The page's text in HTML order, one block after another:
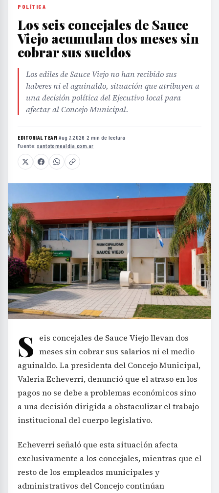
POLÍTICA
Los seis concejales de Sauce
Viejo acumulan dos meses sin
cobrar sus sueldos
Los ediles de Sauce Viejo no han recibido sus
haberes ni el aguinaldo, situación que atribuyen a
una decisión política del Ejecutivo local para
afectar al Concejo Municipal.
EDITORIAL TEAM·Aug 7, 2026 ·2 min de lectura ·
Fuente: santotomealdia.com.ar
S eis concejales de Sauce Viejo llevan dos
meses sin cobrar sus salarios ni el medio
aguinaldo. La presidenta del Concejo Municipal,
Valeria Echeverri, denunció que el atraso en los
pagos no se debe a problemas económicos sino
a una decisión dirigida a obstaculizar el trabajo
institucional del cuerpo legislativo.
Echeverri señaló que esta situación afecta
exclusivamente a los concejales, mientras que el
resto de los empleados municipales y
administrativos del Concejo continúan